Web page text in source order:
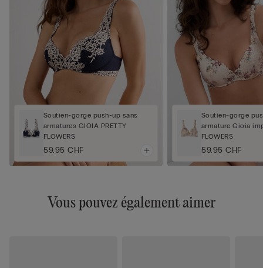
Soutien-gorge push-up sans
armatures GIOIA PRETTY
FLOWERS
59.95 CHF
Soutien-gorge
armature Gioia
FLOWERS
59.95 CHF
Vous pouvez également aimer